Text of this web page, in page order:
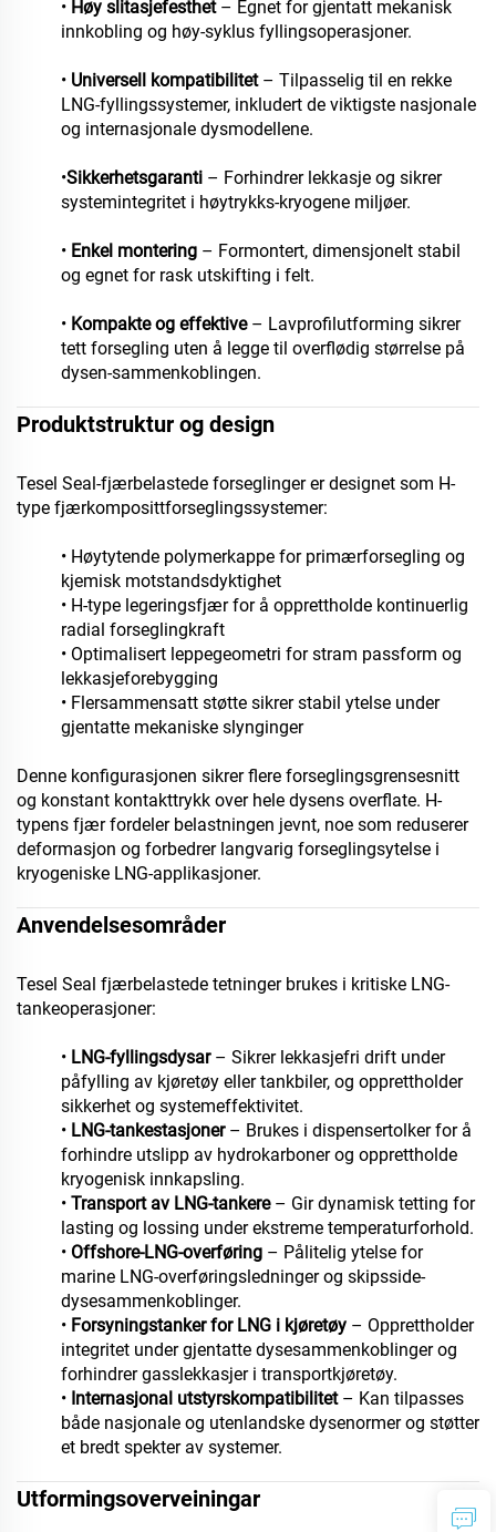
• Høy slitasjefesthet – Egnet for gjentatt mekanisk
innkobling og høy-syklus fyllingsoperasjoner.
• Universell kompatibilitet – Tilpasselig til en rekke
LNG-fyllingssystemer, inkludert de viktigste nasjonale
og internasjonale dysmodellene.
•Sikkerhetsgaranti – Forhindrer lekkasje og sikrer
systemintegritet i høytrykks-kryogene miljøer.
• Enkel montering – Formontert, dimensjonelt stabil
og egnet for rask utskifting i felt.
• Kompakte og effektive – Lavprofilutforming sikrer
tett forsegling uten å legge til overflødig størrelse på
dysen-sammenkoblingen.
Produktstruktur og design
Tesel Seal-fjærbelastede forseglinger er designet som H-
type fjærkomposittforseglingssystemer:
• Høytytende polymerkappe for primærforsegling og
kjemisk motstandsdyktighet
• H-type legeringsfjær for å opprettholde kontinuerlig
radial forseglingkraft
• Optimalisert leppegeometri for stram passform og
lekkasjeforebygging
• Flersammensatt støtte sikrer stabil ytelse under
gjentatte mekaniske slynginger
Denne konfigurasjonen sikrer flere forseglingsgrensesnitt
og konstant kontakttrykk over hele dysens overflate. H-
typens fjær fordeler belastningen jevnt, noe som reduserer
deformasjon og forbedrer langvarig forseglingsytelse i
kryogeniske LNG-applikasjoner.
Anvendelsesområder
Tesel Seal fjærbelastede tetninger brukes i kritiske LNG-
tankeoperasjoner:
• LNG-fyllingsdysar – Sikrer lekkasjefri drift under
påfylling av kjøretøy eller tankbiler, og opprettholder
sikkerhet og systemeffektivitet.
• LNG-tankestasjoner – Brukes i dispensertolker for å
forhindre utslipp av hydrokarboner og opprettholde
kryogenisk innkapsling.
• Transport av LNG-tankere – Gir dynamisk tetting for
lasting og lossing under ekstreme temperaturforhold.
• Offshore-LNG-overføring – Pålitelig ytelse for
marine LNG-overføringsledninger og skipsside-
dysesammenkoblinger.
• Forsyningstanker for LNG i kjøretøy – Opprettholder
integritet under gjentatte dysesammenkoblinger og
forhindrer gasslekkasjer i transportkjøretøy.
• Internasjonal utstyrskompatibilitet – Kan tilpasses
både nasjonale og utenlandske dysenormer og støtter
et bredt spekter av systemer.
Utformingsoverveiningar